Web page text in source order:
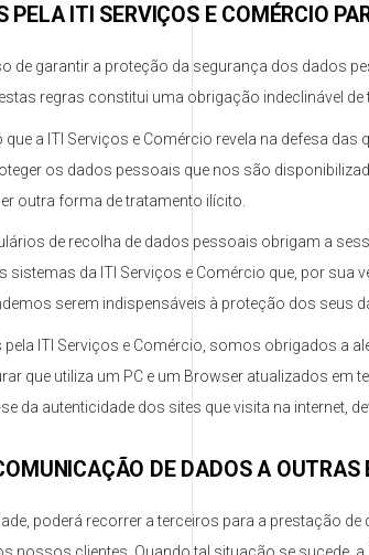
ITI SERVIÇOS E COMÉRCIO
de garantir a proteção da segurança dos dados
regras constitui uma obrigação indeclinável
a ITI Serviços e Comércio revela na defesa
os dados pessoais que nos são
outra forma de tratamento ilícito.
de recolha de dados pessoais obrigam a
da ITI Serviços e Comércio que, por sua
serem indispensáveis à proteção dos seus
ITI Serviços e Comércio, somos obrigados a
que utiliza um PC e um Browser atualizados em
da autenticidade dos sites que visita na internet,
DE DADOS A
poderá recorrer a terceiros para a prestação